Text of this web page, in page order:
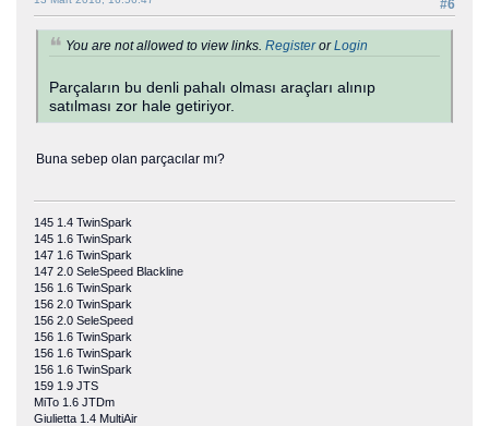
#6
You are not allowed to view links. RegisterorLogin
Parçaların bu denli pahalı olması araçları alınıp
satılması zor hale getiriyor.
Buna sebep olan parçacılar mı?
145 1.4 TwinSpark
145 1.6 TwinSpark
147 1.6 TwinSpark
147 2.0 SeleSpeed Blackline
156 1.6 TwinSpark
156 2.0 TwinSpark
156 2.0 SeleSpeed
156 1.6 TwinSpark
156 1.6 TwinSpark
156 1.6 TwinSpark
159 1.9 JTS
MiTo 1.6 JTDm
Giulietta 1.4 MultiAir